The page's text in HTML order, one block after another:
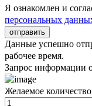
Я ознакомлен и
персональных
отправить
Данные успешно
рабочее время.
Запрос информации
Желаемое количество